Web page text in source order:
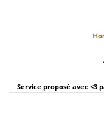
Service proposé avec <3